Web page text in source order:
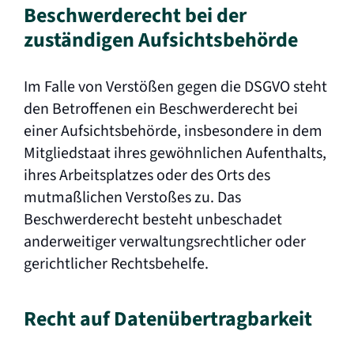
Beschwerde­recht bei der
zuständigen Aufsichts­behörde
Im Falle von Verstößen gegen die DSGVO steht
den Betroffenen ein Beschwerderecht bei
einer Aufsichtsbehörde, insbesondere in dem
Mitgliedstaat ihres gewöhnlichen Aufenthalts,
ihres Arbeitsplatzes oder des Orts des
mutmaßlichen Verstoßes zu. Das
Beschwerderecht besteht unbeschadet
anderweitiger verwaltungsrechtlicher oder
gerichtlicher Rechtsbehelfe.
Recht auf Daten­übertrag­barkeit